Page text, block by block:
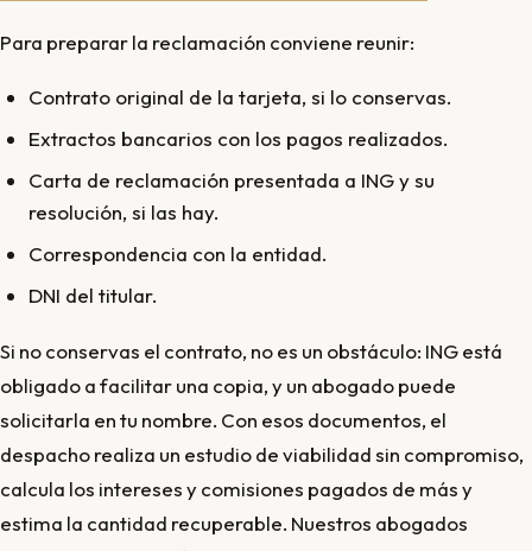
Para preparar la reclamación conviene reunir:
Contrato original de la tarjeta, si lo conservas.
Extractos bancarios con los pagos realizados.
Carta de reclamación presentada a ING y su
resolución, si las hay.
Correspondencia con la entidad.
DNI del titular.
Si no conservas el contrato, no es un obstáculo: ING está
obligado a facilitar una copia, y un abogado puede
solicitarla en tu nombre. Con esos documentos, el
despacho realiza un estudio de viabilidad sin compromiso,
calcula los intereses y comisiones pagados de más y
estima la cantidad recuperable. Nuestros abogados